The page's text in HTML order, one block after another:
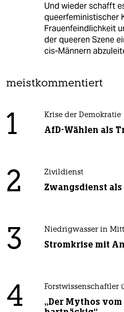
Und wieder schafft
queerfeministischer
Frauenfeindlichkeit
der queeren Szene
cis-Männern
meistkommentiert
1 Krise der Demokratie
AfD-Wählen als
2 Zivildienst
Zwangsdienst
3 Niedrigwasser in
Stromkrise mit
4 Forstwissenschaftler
„Der Mythos